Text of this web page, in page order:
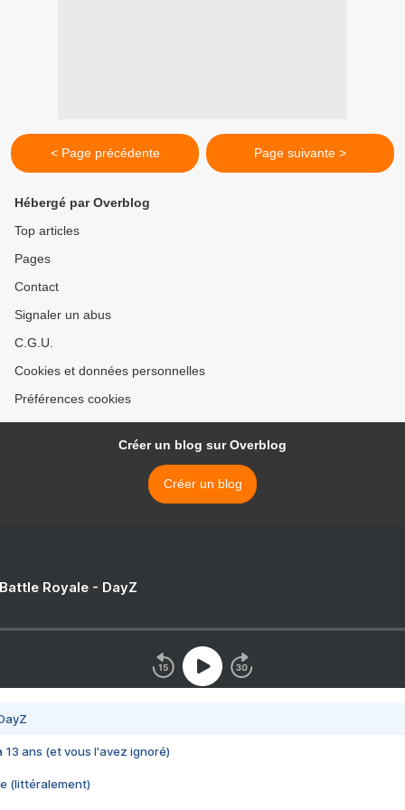
< Page précédente Page suivante >
Hébergé par Overblog
Top articles
Pages
Contact
Signaler un abus
C.G.U.
Cookies et données personnelles
Préférences cookies
Créer un blog sur Overblog
Créer un blog
Royale - DayZ
13 ans (et vous l'avez ignoré)
(littéralement)